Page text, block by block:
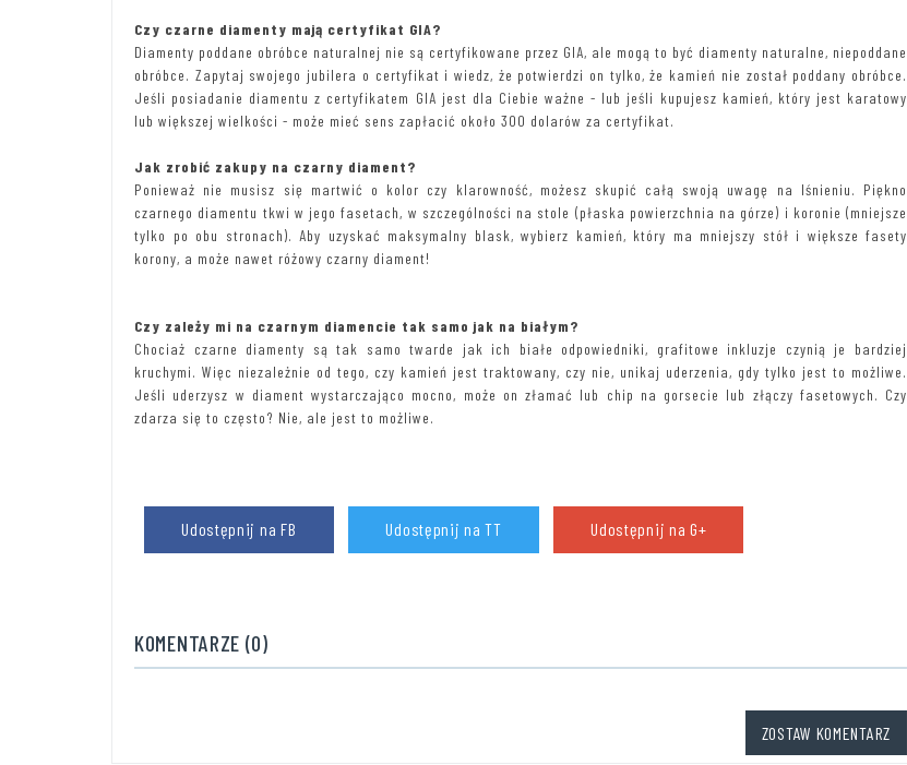
Czy czarne diamenty mają certyfikat GIA?
Diamenty poddane obróbce naturalnej nie są certyfikowane przez GIA, ale mogą to być diamenty naturalne, niepoddane
obróbce. Zapytaj swojego jubilera o certyfikat i wiedz, że potwierdzi on tylko, że kamień nie został poddany obróbce.
Jeśli posiadanie diamentu z certyfikatem GIA jest dla Ciebie ważne - lub jeśli kupujesz kamień, który jest karatowy
lub większej wielkości - może mieć sens zapłacić około 300 dolarów za certyfikat.
Jak zrobić zakupy na czarny diament?
Ponieważ nie musisz się martwić o kolor czy klarowność, możesz skupić całą swoją uwagę na lśnieniu. Piękno
czarnego diamentu tkwi w jego fasetach, w szczególności na stole (płaska powierzchnia na górze) i koronie (mniejsze
tylko po obu stronach). Aby uzyskać maksymalny blask, wybierz kamień, który ma mniejszy stół i większe fasety
korony, a może nawet różowy czarny diament!
Czy zależy mi na czarnym diamencie tak samo jak na białym?
Chociaż czarne diamenty są tak samo twarde jak ich białe odpowiedniki, grafitowe inkluzje czynią je bardziej
kruchymi. Więc niezależnie od tego, czy kamień jest traktowany, czy nie, unikaj uderzenia, gdy tylko jest to możliwe.
Jeśli uderzysz w diament wystarczająco mocno, może on złamać lub chip na gorsecie lub złączy fasetowych. Czy
zdarza się to często? Nie, ale jest to możliwe.
Udostępnij na FB Udostępnij na TT Udostępnij na G+
KOMENTARZE (0)
ZOSTAW KOMENTARZ